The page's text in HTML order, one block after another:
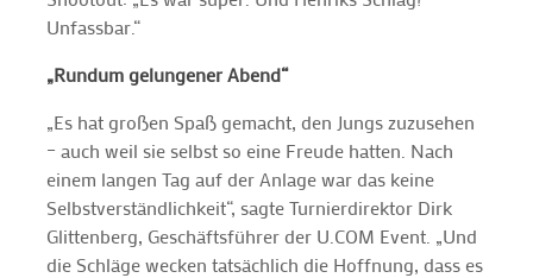
Unfassbar.“
„Rundum gelungener Abend“
„Es hat großen Spaß gemacht, den Jungs zuzusehen
– auch weil sie selbst so eine Freude hatten. Nach
einem langen Tag auf der Anlage war das keine
Selbstverständlichkeit“, sagte Turnierdirektor Dirk
Glittenberg, Geschäftsführer der U.COM Event. „Und
die Schläge wecken tatsächlich die Hoffnung, dass es